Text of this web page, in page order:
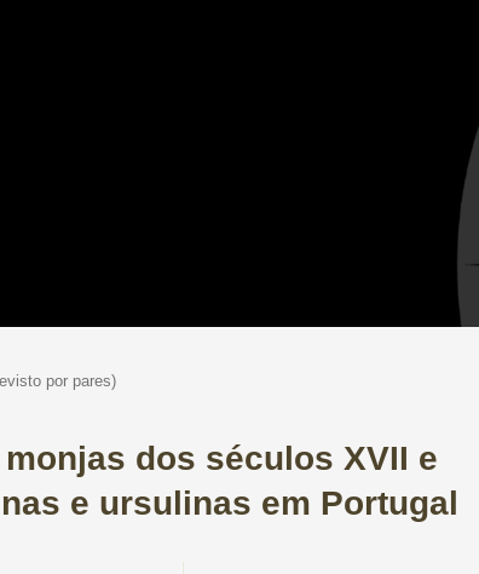
por pares)
dos séculos XVII e
e ursulinas em Portugal